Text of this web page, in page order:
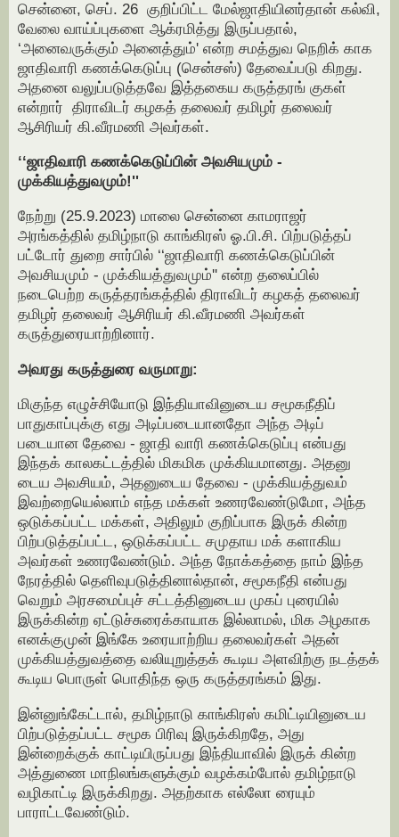
சென்னை, செப். 26 குறிப்பிட்ட மேல்ஜாதியினர்தான் கல்வி,
வேலை வாய்ப்புகளை ஆக்ரமித்து இருப்பதால்,
‘அனைவருக்கும் அனைத்தும்' என்ற சமத்துவ நெறிக் காக
ஜாதிவாரி கணக்கெடுப்பு (சென்சஸ்) தேவைப்படு கிறது.
அதனை வலுப்படுத்தவே இத்தகைய கருத்தரங் குகள்
என்றார் திராவிடர் கழகத் தலைவர் தமிழர் தலைவர்
ஆசிரியர் கி.வீரமணி அவர்கள்.
‘‘ஜாதிவாரி கணக்கெடுப்பின் அவசியமும் -
முக்கியத்துவமும்!''
நேற்று (25.9.2023) மாலை சென்னை காமராஜர்
அரங்கத்தில் தமிழ்நாடு காங்கிரஸ் ஓ.பி.சி. பிற்படுத்தப்
பட்டோர் துறை சார்பில் ‘‘ஜாதிவாரி கணக்கெடுப்பின்
அவசியமும் - முக்கியத்துவமும்'' என்ற தலைப்பில்
நடைபெற்ற கருத்தரங்கத்தில் திராவிடர் கழகத் தலைவர்
தமிழர் தலைவர் ஆசிரியர் கி.வீரமணி அவர்கள்
கருத்துரையாற்றினார்.
அவரது கருத்துரை வருமாறு:
மிகுந்த எழுச்சியோடு இந்தியாவினுடைய சமூகநீதிப்
பாதுகாப்புக்கு எது அடிப்படையானதோ அந்த அடிப்
படையான தேவை - ஜாதி வாரி கணக்கெடுப்பு என்பது
இந்தக் காலகட்டத்தில் மிகமிக முக்கியமானது. அதனு
டைய அவசியம், அதனுடைய தேவை - முக்கியத்துவம்
இவற்றையெல்லாம் எந்த மக்கள் உணரவேண்டுமோ, அந்த
ஒடுக்கப்பட்ட மக்கள், அதிலும் குறிப்பாக இருக் கின்ற
பிற்படுத்தப்பட்ட, ஒடுக்கப்பட்ட சமுதாய மக் களாகிய
அவர்கள் உணரவேண்டும். அந்த நோக்கத்தை நாம் இந்த
நேரத்தில் தெளிவுபடுத்தினால்தான், சமூகநீதி என்பது
வெறும் அரசமைப்புச் சட்டத்தினுடைய முகப் புரையில்
இருக்கின்ற ஏட்டுச்சுரைக்காயாக இல்லாமல், மிக அழகாக
எனக்குமுன் இங்கே உரையாற்றிய தலைவர்கள் அதன்
முக்கியத்துவத்தை வலியுறுத்தக் கூடிய அளவிற்கு நடத்தக்
கூடிய பொருள் பொதிந்த ஒரு கருத்தரங்கம் இது.
இன்னுங்கேட்டால், தமிழ்நாடு காங்கிரஸ் கமிட்டியினுடைய
பிற்படுத்தப்பட்ட சமூக பிரிவு இருக்கிறதே, அது
இன்றைக்குக் காட்டியிருப்பது இந்தியாவில் இருக் கின்ற
அத்துணை மாநிலங்களுக்கும் வழக்கம்போல் தமிழ்நாடு
வழிகாட்டி இருக்கிறது. அதற்காக எல்லோ ரையும்
பாராட்டவேண்டும்.